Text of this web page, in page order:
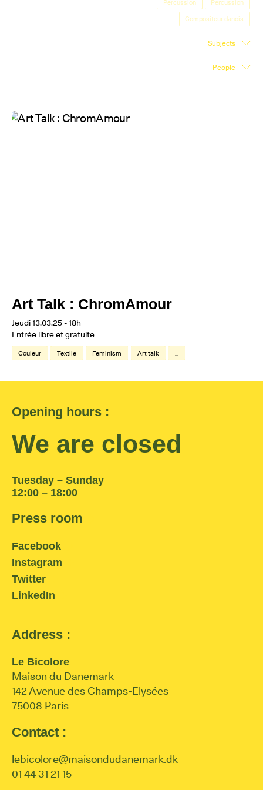
Fr
Percussion
Percussion
Compositeur danois
Subjects
People
Art Talk : ChromAmour
Jeudi 13.03.25 - 18h
Entrée libre et gratuite
Couleur Textile Feminism Art talk ...
Opening hours :
We are closed
Tuesday – Sunday
12:00 – 18:00
Press room
Facebook
Instagram
Twitter
LinkedIn
Address :
Le Bicolore
Maison du Danemark
142 Avenue des Champs-Elysées
75008 Paris
Contact :
lebicolore@maisondudanemark.dk
01 44 31 21 15